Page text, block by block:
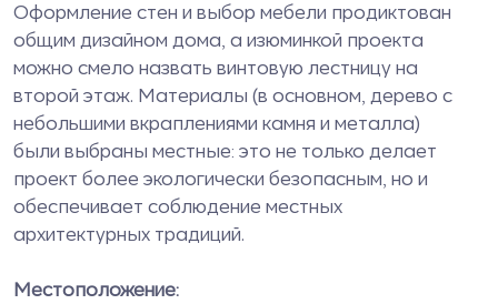
Оформление стен и выбор мебели продиктован
общим дизайном дома, а изюминкой проекта
можно смело назвать винтовую лестницу на
второй этаж. Материалы (в основном, дерево с
небольшими вкраплениями камня и металла)
были выбраны местные: это не только делает
проект более экологически безопасным, но и
обеспечивает соблюдение местных
архитектурных традиций.
Местоположение: